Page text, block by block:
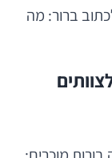
ברור: מה